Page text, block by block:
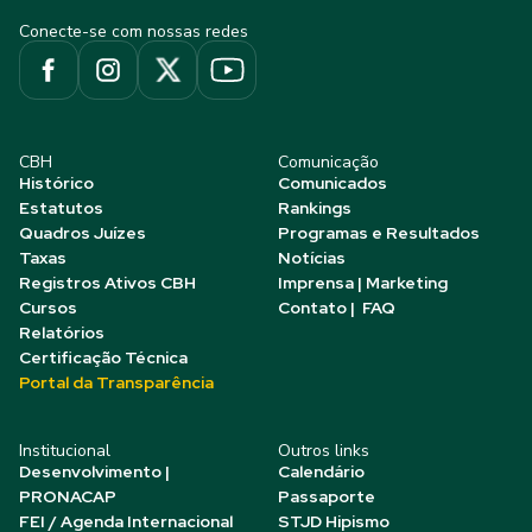
Conecte-se com nossas redes
CBH
Histórico
Estatutos
Quadros Juízes
Taxas
Registros Ativos CBH
Cursos
Relatórios
Certificação Técnica
Portal da Transparência
Comunicação
Comunicados
Rankings
Programas e Resultados
Notícias
Imprensa | Marketing
Contato | FAQ
Institucional
Desenvolvimento |
PRONACAP
FEI / Agenda Internacional
Outros links
Calendário
Passaporte
STJD Hipismo